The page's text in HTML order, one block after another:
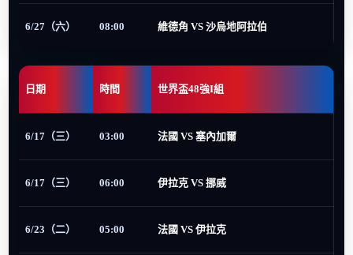
6/27（六） 08:00 維德角 VS 沙烏地阿拉伯
日期 時間 世界盃48強I組
6/17（三） 03:00 法國 VS 塞內加爾
6/17（三） 06:00 伊拉克 VS 挪威
6/23（二） 05:00 法國 VS 伊拉克